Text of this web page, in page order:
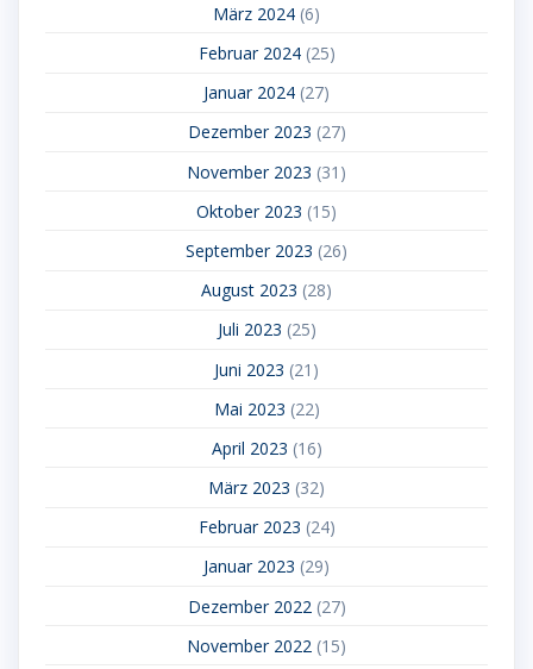
März 2024 (6)
Februar 2024(25)
Januar 2024 (27)
Dezember 2023 (27)
November 2023 (31)
Oktober 2023 (15)
September 2023 (26)
August 2023 (28)
Juli 2023 (25)
Juni 2023 (21)
Mai 2023 (22)
April 2023 (16)
März 2023 (32)
Februar 2023 (24)
Januar 2023 (29)
Dezember 2022 (27)
November 2022 (15)